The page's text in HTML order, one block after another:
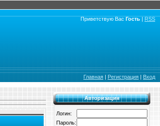
Приветствую Вас Гость | RSS
Главная | Регистрация | Вход
Авторизация
Логин:
Пароль: